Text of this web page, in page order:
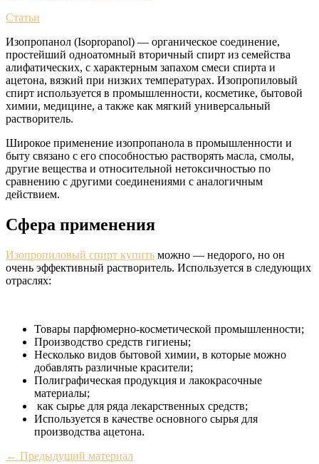
Статьи
Изопропанол (Isopropanol) — органическое соединение,
простейший одноатомный вторичный спирт из семейства
алифатических, с характерным запахом смеси спирта и
ацетона, вязкий при низких температурах. Изопропиловый
спирт используется в промышленности, косметике, бытовой
химии, медицине, а также как мягкий универсальный
растворитель.
Широкое применение изопропанола в промышленности и
быту связано с его способностью растворять масла, смолы,
другие вещества и относительной нетоксичностью по
сравнению с другими соединениями с аналогичным
действием.
Сфера применения
Изопропиловый спирт купить можно — недорого, но он
очень эффективный растворитель. Используется в следующих
отраслях:
Товары парфюмерно-косметической промышленности;
Производство средств гигиены;
Несколько видов бытовой химии, в которые можно
добавлять различные красители;
Полиграфическая продукция и лакокрасочные
материалы;
как сырье для ряда лекарственных средств;
Используется в качестве основного сырья для
производства ацетона.
← Предыдущий материал